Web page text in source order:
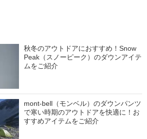
秋冬のアウトドアにおすすめ！Snow
Peak（スノーピーク）のダウンアイテ
ムをご紹介
mont-bell（モンベル）のダウンパンツ
で寒い時期のアウトドアを快適に！お
すすめアイテムをご紹介